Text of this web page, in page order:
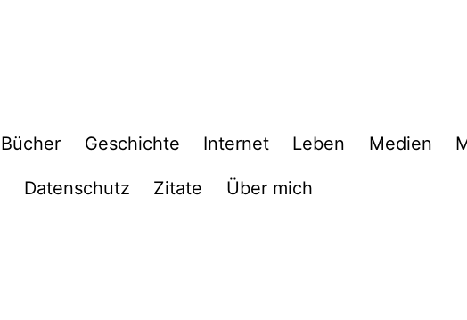
Bücher Geschichte Internet Leben Medien
Datenschutz Zitate Über mich